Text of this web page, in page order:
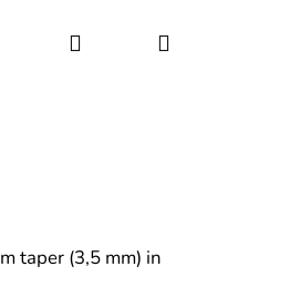
PřihlášeníNákupní
taper (3,5 mm) in